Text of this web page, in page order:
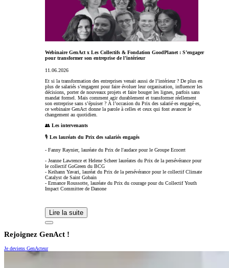
Webinaire GenAct x Les Collectifs & Fondation GoodPlanet : S’engager
pour transformer son entreprise de l’intérieur
11.06.2026
Et si la transformation des entreprises venait aussi de l’intérieur ? De plus en
plus de salariés s’engagent pour faire évoluer leur organisation, influencer les
décisions, porter de nouveaux projets et faire bouger les lignes, parfois sans
mandat formel. Mais comment agir durablement et transformer réellement
son entreprise sans s’épuiser ? À l’occasion du Prix des salarié·es engagé·es,
ce webinaire GenAct donne la parole à celles et ceux qui font avancer le
changement au quotidien.
👥 Les intervenants
🎙️ Les lauréats du Prix des salariés engagés
- Fanny Raynier, lauréate du Prix de l'audace pour le Groupe Ecocert
- Jeanne Lawrence et Helene Scheer lauréates du Prix de la persévérance pour
le collectif GoGreen du BCG
- Keihann Yavari, lauréat du Prix de la persévérance pour le collectif Climate
Catalyst de Saint Gobain
- Ermance Roussotte, lauréate du Prix du courage pour du Collectif Youth
Impact Committee de Danone
Lire la suite
Rejoignez GenAct !
Je deviens GenActeur